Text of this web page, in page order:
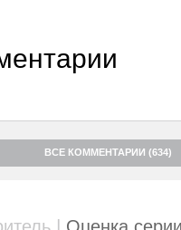
ВСЕ КОММЕНТАРИИ (634)